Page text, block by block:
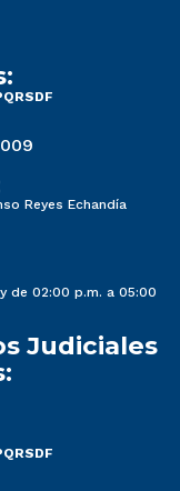
Reyes Echandía
de 02:00 p.m. a 05:00
Judiciales